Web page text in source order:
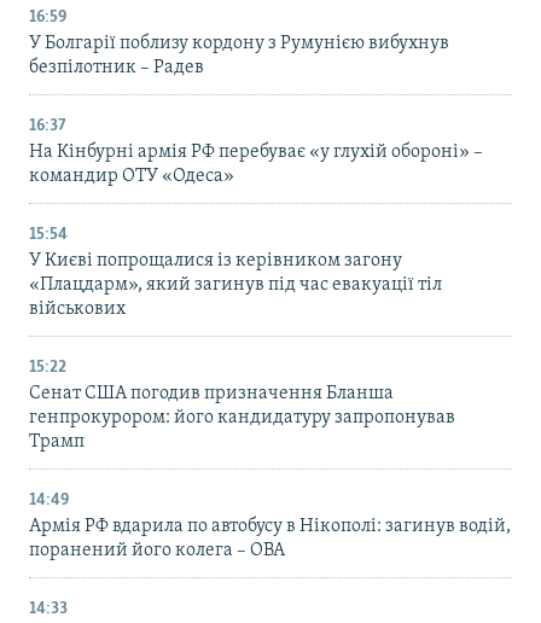
16:59
У Болгарії поблизу кордону з Румунією вибухнув
безпілотник – Радев
16:37
На Кінбурні армія РФ перебуває «у глухій обороні» –
командир ОТУ «Одеса»
15:54
У Києві попрощалися із керівником загону
«Плацдарм», який загинув під час евакуації тіл
військових
15:22
Сенат США погодив призначення Бланша
генпрокурором: його кандидатуру запропонував
Трамп
14:49
Армія РФ вдарила по автобусу в Нікополі: загинув водій,
поранений його колега – ОВА
14:33